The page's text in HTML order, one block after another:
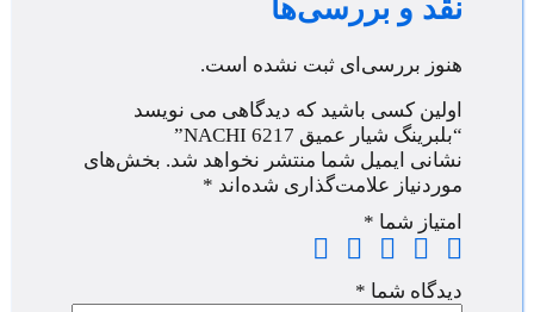
نقد و بررسی‌ها
هنوز بررسی‌ای ثبت نشده است.
اولین کسی باشید که دیدگاهی می نویسد
“بلبرینگ شیار عمیق NACHI 6217”
نشانی ایمیل شما منتشر نخواهد شد. بخش‌های
موردنیاز علامت‌گذاری شده‌اند *
امتیاز شما *
دیدگاه شما *